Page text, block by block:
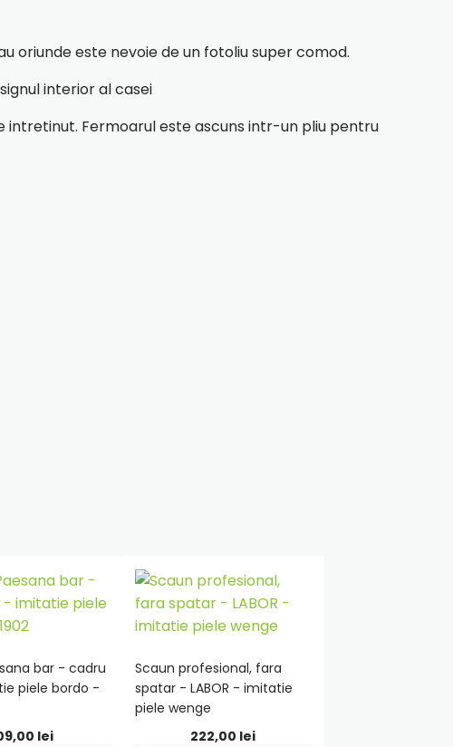
oriunde este nevoie de un fotoliu super comod.
interior al casei
intretinut. Fermoarul este ascuns intr-un pliu pentru
bar - cadru
piele bordo -
lei
Scaun profesional, fara
spatar - LABOR - imitatie
piele wenge
222,00 lei
Adauga
in